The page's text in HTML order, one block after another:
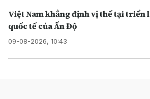
Việt Nam khẳng định vị thế tại triển
quốc tế của Ấn Độ
09-08-2026, 10:43